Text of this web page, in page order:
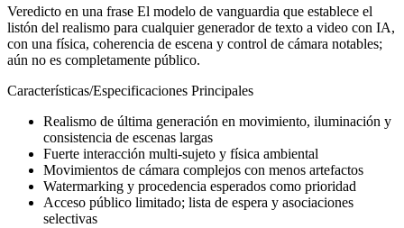
Veredicto en una frase El modelo de vanguardia que establece el
listón del realismo para cualquier generador de texto a video con IA,
con una física, coherencia de escena y control de cámara notables;
aún no es completamente público.
Características/Especificaciones Principales
Realismo de última generación en movimiento, iluminación y
consistencia de escenas largas
Fuerte interacción multi‑sujeto y física ambiental
Movimientos de cámara complejos con menos artefactos
Watermarking y procedencia esperados como prioridad
Acceso público limitado; lista de espera y asociaciones
selectivas